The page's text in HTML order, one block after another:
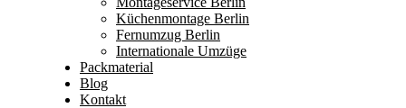
Küchenmontage Berlin
Fernumzug Berlin
Internationale Umzüge
Packmaterial
Blog
Kontakt